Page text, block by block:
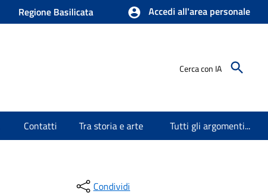
Regione Basilicata Accedi all'area personale
Cerca con IA
Contatti Tra storia e arte Tutti gli argomenti...
Condividi